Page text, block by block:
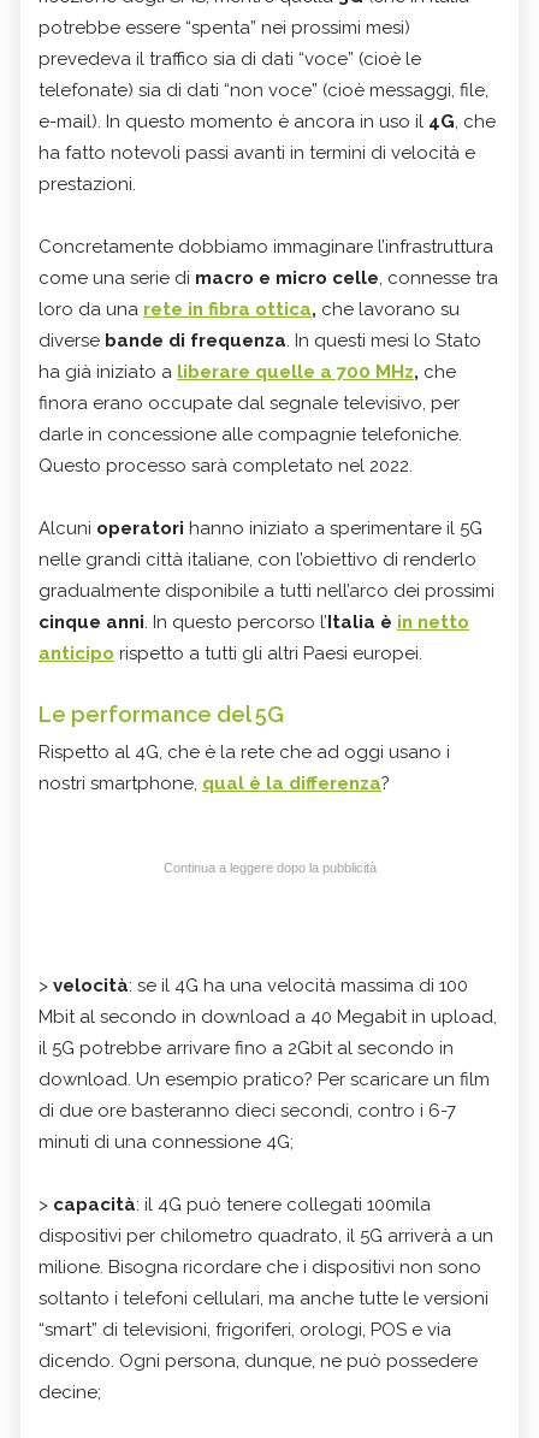
potrebbe essere “spenta” nei prossimi mesi)
prevedeva il traffico sia di dati “voce” (cioè le
telefonate) sia di dati “non voce” (cioè messaggi, file,
e-mail). In questo momento è ancora in uso il 4G, che
ha fatto notevoli passi avanti in termini di velocità e
prestazioni.
Concretamente dobbiamo immaginare l’infrastruttura
come una serie di macro e micro celle, connesse tra
loro da una rete in fibra ottica, che lavorano su
diverse bande di frequenza. In questi mesi lo Stato
ha già iniziato a liberare quelle a 700 MHz, che
finora erano occupate dal segnale televisivo, per
darle in concessione alle compagnie telefoniche.
Questo processo sarà completato nel 2022.
Alcuni operatori hanno iniziato a sperimentare il 5G
nelle grandi città italiane, con l’obiettivo di renderlo
gradualmente disponibile a tutti nell’arco dei prossimi
cinque anni. In questo percorso l’Italia è in netto
anticipo rispetto a tutti gli altri Paesi europei.
Le performance del 5G
Rispetto al 4G, che è la rete che ad oggi usano i
nostri smartphone, qual è la differenza?
Continua a leggere dopo la pubblicità
> velocità: se il 4G ha una velocità massima di 100
Mbit al secondo in download a 40 Megabit in upload,
il 5G potrebbe arrivare fino a 2Gbit al secondo in
download. Un esempio pratico? Per scaricare un film
di due ore basteranno dieci secondi, contro i 6-7
minuti di una connessione 4G;
> capacità: il 4G può tenere collegati 100mila
dispositivi per chilometro quadrato, il 5G arriverà a un
milione. Bisogna ricordare che i dispositivi non sono
soltanto i telefoni cellulari, ma anche tutte le versioni
“smart” di televisioni, frigoriferi, orologi, POS e via
dicendo. Ogni persona, dunque, ne può possedere
decine;